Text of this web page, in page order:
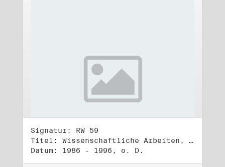
Signatur: RW 59
Titel: Wissenschaftliche Arbeiten, Studien und Manuskripte Dritter (3)
Datum: 1986 - 1996, o. D.